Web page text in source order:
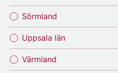
Sörmland
Uppsala län
Värmland